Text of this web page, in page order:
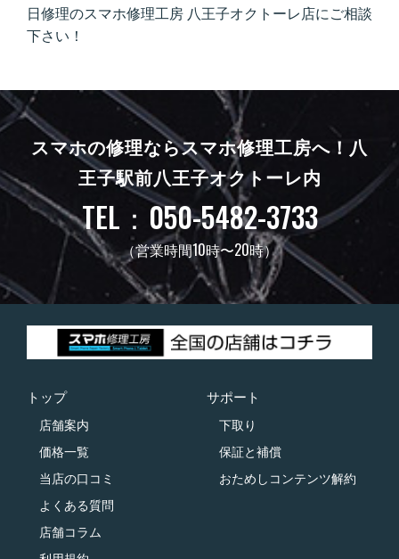
日修理のスマホ修理工房 八王子オクトーレ店にご相談
下さい！
スマホの修理ならスマホ修理工房へ！ 八
王子駅前八王子オクトーレ内
TEL：050-5482-3733
（営業時間10時〜20時）
トップ
店舗案内
価格一覧
当店の口コミ
よくある質問
店舗コラム
サポート
下取り
保証と補償
おためしコンテンツ解約